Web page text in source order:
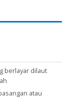
berlayar dilaut
atau